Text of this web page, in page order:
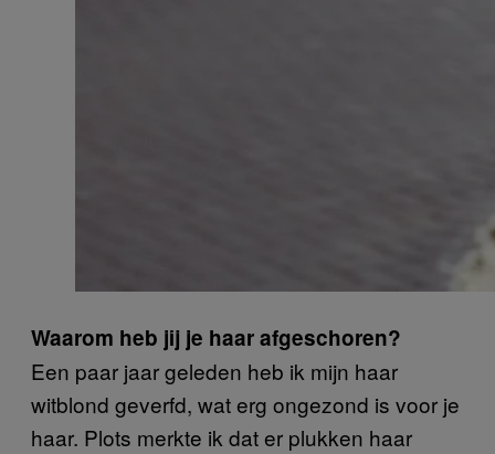
Waarom heb jij je haar afgeschoren?
Een paar jaar geleden heb ik mijn haar
witblond geverfd, wat erg ongezond is voor je
haar. Plots merkte ik dat er plukken haar